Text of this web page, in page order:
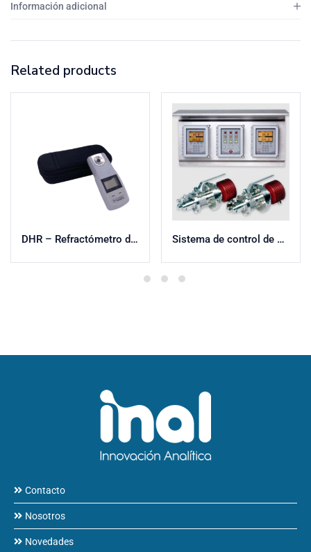
Información adicional
Related products
DHR – Refractómetro de Mano Sistema de control de derivación digital DD-23 K-PATENTS® de Vaisala
Contacto
Nosotros
Novedades